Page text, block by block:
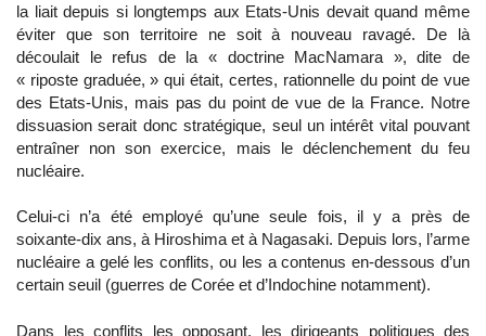
la liait depuis si longtemps aux Etats-Unis devait quand même
éviter que son territoire ne soit à nouveau ravagé. De là
découlait le refus de la « doctrine MacNamara », dite de
« riposte graduée, » qui était, certes, rationnelle du point de vue
des Etats-Unis, mais pas du point de vue de la France. Notre
dissuasion serait donc stratégique, seul un intérêt vital pouvant
entraîner non son exercice, mais le déclenchement du feu
nucléaire.
Celui-ci n’a été employé qu’une seule fois, il y a près de
soixante-dix ans, à Hiroshima et à Nagasaki. Depuis lors, l’arme
nucléaire a gelé les conflits, ou les a contenus en-dessous d’un
certain seuil (guerres de Corée et d’Indochine notamment).
Dans les conflits les opposant, les dirigeants politiques des